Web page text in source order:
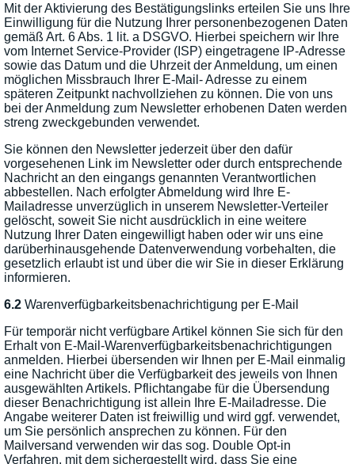
Mit der Aktivierung des Bestätigungslinks erteilen Sie uns Ihre
Einwilligung für die Nutzung Ihrer personenbezogenen Daten
gemäß Art. 6 Abs. 1 lit. a DSGVO. Hierbei speichern wir Ihre
vom Internet Service-Provider (ISP) eingetragene IP-Adresse
sowie das Datum und die Uhrzeit der Anmeldung, um einen
möglichen Missbrauch Ihrer E-Mail- Adresse zu einem
späteren Zeitpunkt nachvollziehen zu können. Die von uns
bei der Anmeldung zum Newsletter erhobenen Daten werden
streng zweckgebunden verwendet.
Sie können den Newsletter jederzeit über den dafür
vorgesehenen Link im Newsletter oder durch entsprechende
Nachricht an den eingangs genannten Verantwortlichen
abbestellen. Nach erfolgter Abmeldung wird Ihre E-
Mailadresse unverzüglich in unserem Newsletter-Verteiler
gelöscht, soweit Sie nicht ausdrücklich in eine weitere
Nutzung Ihrer Daten eingewilligt haben oder wir uns eine
darüberhinausgehende Datenverwendung vorbehalten, die
gesetzlich erlaubt ist und über die wir Sie in dieser Erklärung
informieren.
6.2 Warenverfügbarkeitsbenachrichtigung per E-Mail
Für temporär nicht verfügbare Artikel können Sie sich für den
Erhalt von E-Mail-Warenverfügbarkeitsbenachrichtigungen
anmelden. Hierbei übersenden wir Ihnen per E-Mail einmalig
eine Nachricht über die Verfügbarkeit des jeweils von Ihnen
ausgewählten Artikels. Pflichtangabe für die Übersendung
dieser Benachrichtigung ist allein Ihre E-Mailadresse. Die
Angabe weiterer Daten ist freiwillig und wird ggf. verwendet,
um Sie persönlich ansprechen zu können. Für den
Mailversand verwenden wir das sog. Double Opt-in
Verfahren, mit dem sichergestellt wird, dass Sie eine